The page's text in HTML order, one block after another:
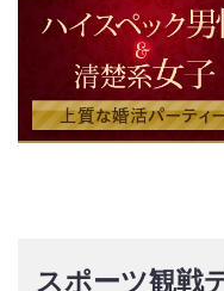
スポーツ観戦